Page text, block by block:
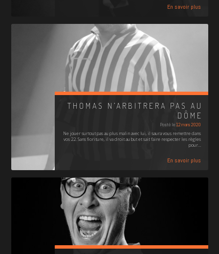
En savoir plus
THOMAS N’ARBITRERA PAS AU
DÔME
Posté le12 mars 2020
Ne jouer surtout pas au plus malin avec lui, il saura vous remettre dans
vos 22. Sans fioriture, il va droit au but et sait faire respecter les règles
pour…
En savoir plus